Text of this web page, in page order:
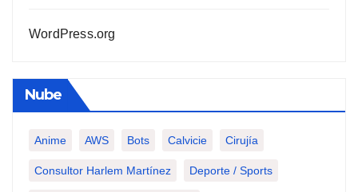
WordPress.org
Nube
Anime AWS Bots Calvicie Cirujía
Consultor Harlem Martínez Deporte / Sports